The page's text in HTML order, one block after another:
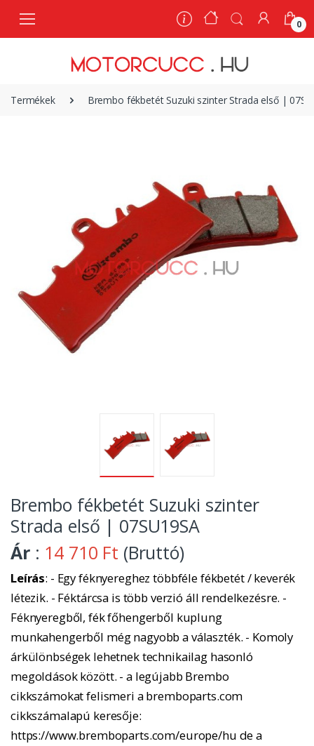
0
Termékek Brembo fékbetét Suzuki szinter Strada első |
Brembo fékbetét Suzuki szinter
Strada első | 07SU19SA
Ár : 14 710 Ft (Bruttó)
Leírás: - Egy féknyereghez többféle fékbetét / keverék
létezik. - Féktárcsa is több verzió áll rendelkezésre. -
Féknyeregből, fék főhengerből kuplung
munkahengerből még nagyobb a választék. - Komoly
árkülönbségek lehetnek technikailag hasonló
megoldások között. - a legújabb Brembo
cikkszámokat felismeri a bremboparts.com
cikkszámalapú keresője:
https://www.bremboparts.com/europe/hu de a
0